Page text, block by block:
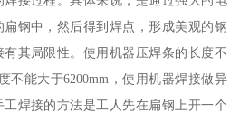
钢中，然后得到焊点，形成美观的钢
其局限性。使用机器压焊条的长度不
不能大于6200mm，使用机器焊接做异
焊接的方法是工人先在扁钢上开一个